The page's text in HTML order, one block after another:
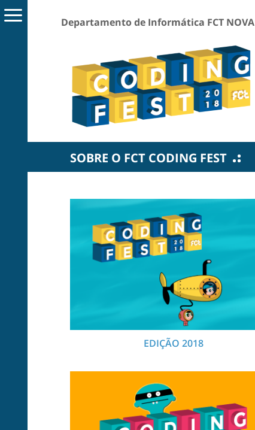
Departamento de Informática FCT NOVA
SOBRE O FCT CODING FEST
EDIÇÃO 2018